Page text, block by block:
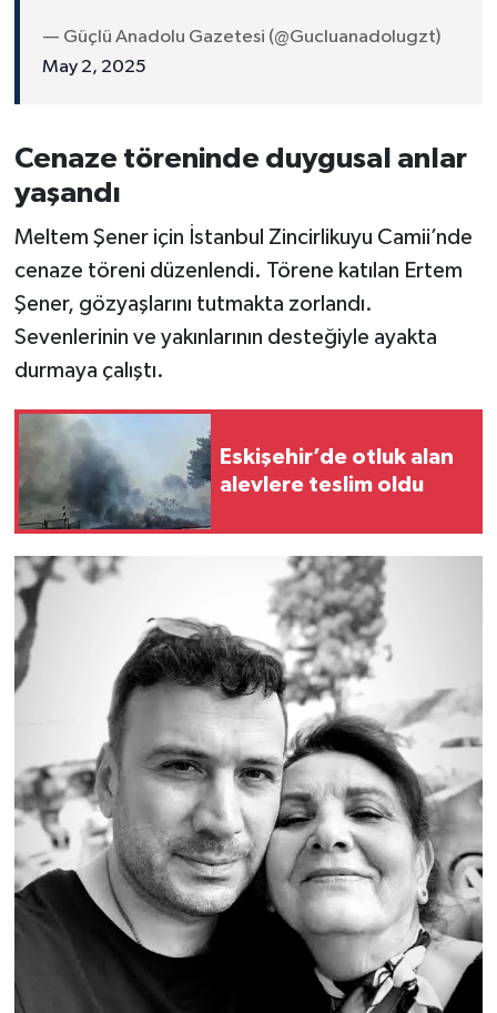
— Güçlü Anadolu Gazetesi (@Gucluanadolugzt)
May 2, 2025
Cenaze töreninde duygusal anlar
yaşandı
Meltem Şener için İstanbul Zincirlikuyu Camii’nde
cenaze töreni düzenlendi. Törene katılan Ertem
Şener, gözyaşlarını tutmakta zorlandı.
Sevenlerinin ve yakınlarının desteğiyle ayakta
durmaya çalıştı.
Eskişehir’de otluk alan
alevlere teslim oldu